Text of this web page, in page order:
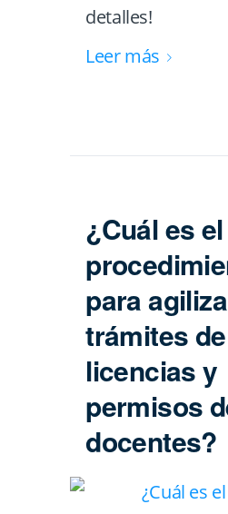
detalles!
Leer más
¿Cuál es
para
trámites de
licencias y
permisos
docentes?